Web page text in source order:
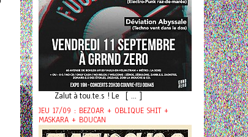
Zalut à tou.te.s ! Le [ ... ]
JEU 17/09 : BEZOAR + OBLIQUE SHIT +
MASKARA + BOUCAN